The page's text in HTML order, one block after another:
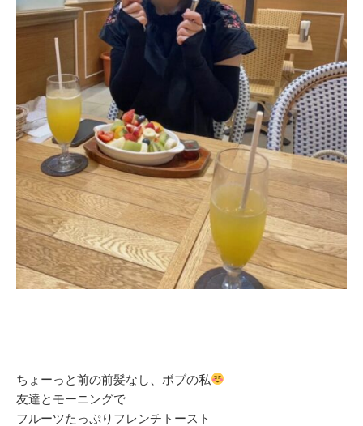
ちょーっと前の前髪なし、ボブの私
友達とモーニングで
フルーツたっぷりフレンチトースト